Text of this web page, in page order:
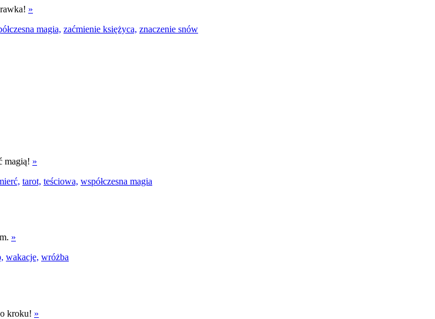
»
magia, zaćmienie księżyca, znaczenie snów
magią! »
tarot, teściowa, współczesna magia
»
wakacje, wróżba
kroku! »